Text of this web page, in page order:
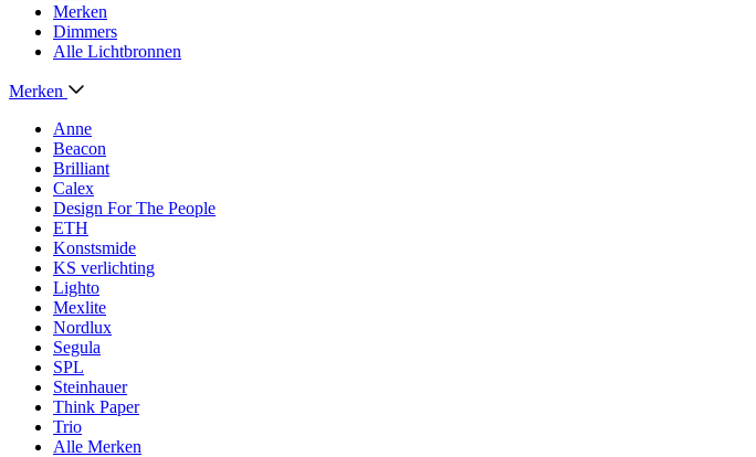
Merken
Dimmers
Alle Lichtbronnen
Merken
Anne
Beacon
Brilliant
Calex
Design For The People
ETH
Konstsmide
KS verlichting
Lighto
Mexlite
Nordlux
Segula
SPL
Steinhauer
Think Paper
Trio
Alle Merken